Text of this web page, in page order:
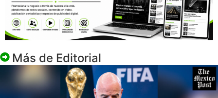
Más de Editorial